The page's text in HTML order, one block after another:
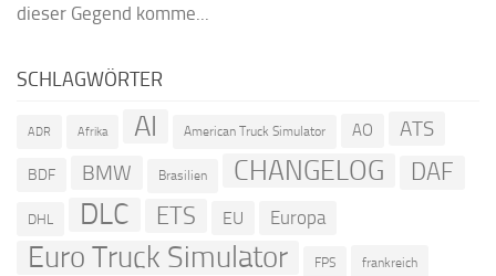
dieser Gegend komme...
SCHLAGWÖRTER
ADR Afrika AI American Truck Simulator AO ATS
BDF BMW Brasilien CHANGELOG DAF
DHL DLC ETS EU Europa
Euro Truck Simulator FPS frankreich